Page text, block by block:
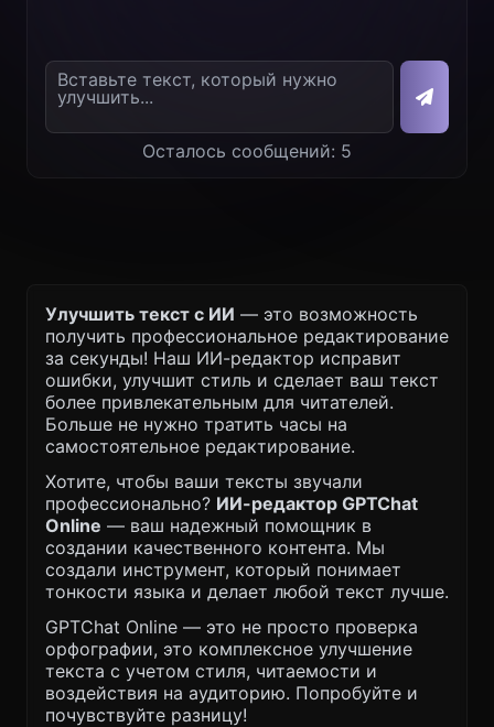
Осталось сообщений: 5
Улучшить текст с ИИ — это возможность
получить профессиональное редактирование
за секунды! Наш ИИ-редактор исправит
ошибки, улучшит стиль и сделает ваш текст
более привлекательным для читателей.
Больше не нужно тратить часы на
самостоятельное редактирование.
Хотите, чтобы ваши тексты звучали
профессионально? ИИ-редактор GPTChat
Online — ваш надежный помощник в
создании качественного контента. Мы
создали инструмент, который понимает
тонкости языка и делает любой текст лучше.
GPTChat Online — это не просто проверка
орфографии, это комплексное улучшение
текста с учетом стиля, читаемости и
воздействия на аудиторию. Попробуйте и
почувствуйте разницу!